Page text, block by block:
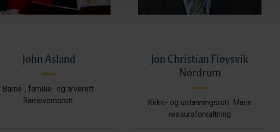
John Asland
Barne-, familie- og arverett.
Barnevernsrett.
Jon Christian Fløysvik
Nordrum
Kirke- og utdanningsrett. Marin
ressursforvaltning